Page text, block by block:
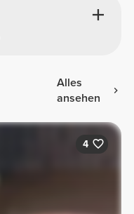
Alles
ansehen
4